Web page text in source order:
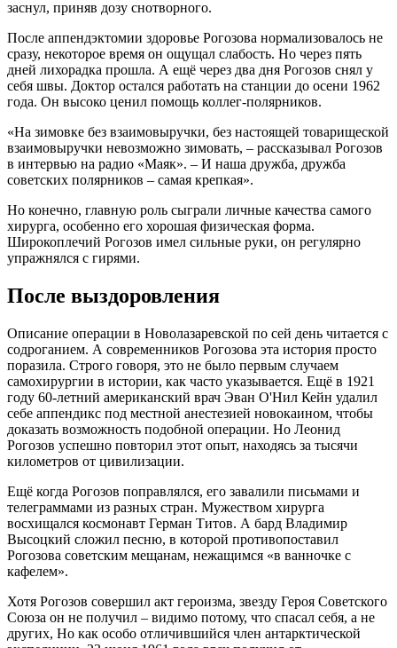
заснул, приняв дозу снотворного.
После аппендэктомии здоровье Рогозова нормализовалось не
сразу, некоторое время он ощущал слабость. Но через пять
дней лихорадка прошла. А ещё через два дня Рогозов снял у
себя швы. Доктор остался работать на станции до осени 1962
года. Он высоко ценил помощь коллег-полярников.
«На зимовке без взаимовыручки, без настоящей товарищеской
взаимовыручки невозможно зимовать, – рассказывал Рогозов
в интервью на радио «Маяк». – И наша дружба, дружба
советских полярников – самая крепкая».
Но конечно, главную роль сыграли личные качества самого
хирурга, особенно его хорошая физическая форма.
Широкоплечий Рогозов имел сильные руки, он регулярно
упражнялся с гирями.
После выздоровления
Описание операции в Новолазаревской по сей день читается с
содроганием. А современников Рогозова эта история просто
поразила. Строго говоря, это не было первым случаем
самохирургии в истории, как часто указывается. Ещё в 1921
году 60-летний американский врач Эван О'Нил Кейн удалил
себе аппендикс под местной анестезией новокаином, чтобы
доказать возможность подобной операции. Но Леонид
Рогозов успешно повторил этот опыт, находясь за тысячи
километров от цивилизации.
Ещё когда Рогозов поправлялся, его завалили письмами и
телеграммами из разных стран. Мужеством хирурга
восхищался космонавт Герман Титов. А бард Владимир
Высоцкий сложил песню, в которой противопоставил
Рогозова советским мещанам, нежащимся «в ванночке с
кафелем».
Хотя Рогозов совершил акт героизма, звезду Героя Советского
Союза он не получил – видимо потому, что спасал себя, а не
других, Но как особо отличившийся член антарктической